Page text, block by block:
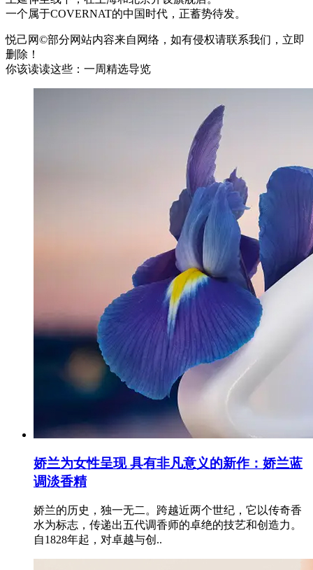
一个属于COVERNAT的中国时代，正蓄势待发。
悦己网©部分网站内容来自网络，如有侵权请联系我们，立即
删除！
你该读读这些：一周精选导览
娇兰为女性呈现 具有非凡意义的新作：娇兰蓝
调淡香精
娇兰的历史，独一无二。跨越近两个世纪，它以传奇香
水为标志，传递出五代调香师的卓绝的技艺和创造力。
自1828年起，对卓越与创..